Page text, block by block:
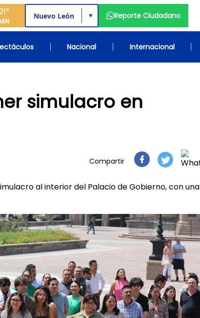
▼ Reporte Ciudadano
Nacional Internacional
simulacro en
Compartir
al interior del Palacio de Gobierno, con una